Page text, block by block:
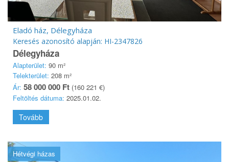
Eladó ház, Délegyháza
Keresés azonosító alapján: HI-2347826
Délegyháza
Alapterület: 90 m²
Telekterület: 208 m²
Ár: 58 000 000 Ft (160 221 €)
Feltöltés dátuma: 2025.01.02.
Tovább
Hétvégi házas